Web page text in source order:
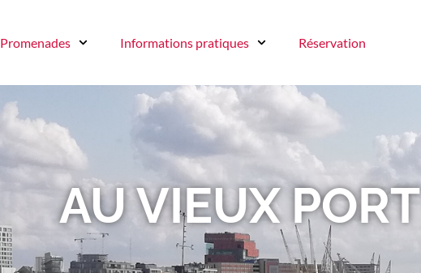
Promenades Informations pratiques Réservation
AU VIEUX PORT